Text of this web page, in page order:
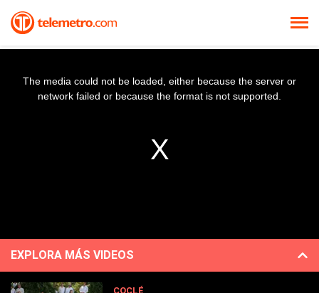
The media could not be loaded, either because the server or
network failed or because the format is not supported.
EXPLORA MÁS VIDEOS
COCLÉ